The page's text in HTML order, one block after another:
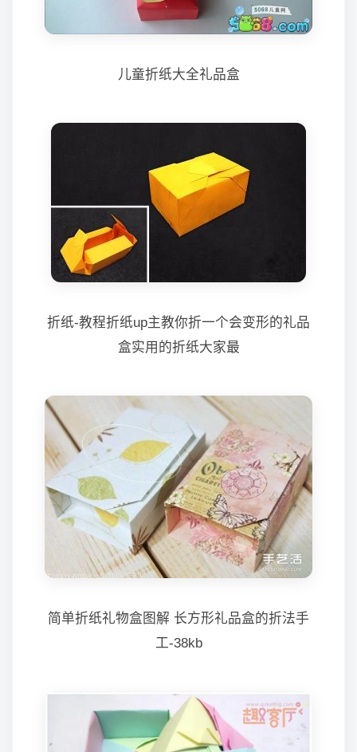
儿童折纸大全礼品盒
折纸-教程折纸up主教你折一个会变形的礼品
盒实用的折纸大家最
简单折纸礼物盒图解 长方形礼品盒的折法手
工-38kb